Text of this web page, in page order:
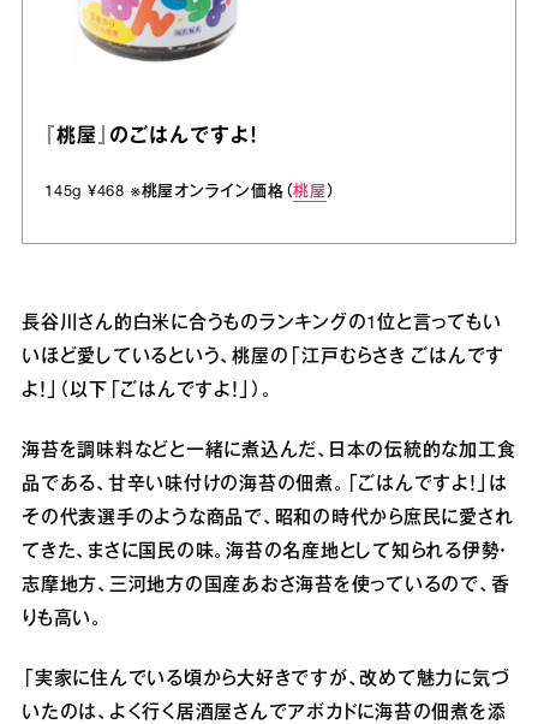
『桃屋』のごはんですよ！
145g ¥468 ※桃屋オンライン価格（桃屋）
長谷川さん的白米に合うものランキングの1位と言ってもい
いほど愛しているという、桃屋の「江戸むらさき ごはんです
よ！」（以下「ごはんですよ！」）。
海苔を調味料などと一緒に煮込んだ、日本の伝統的な加工食
品である、甘辛い味付けの海苔の佃煮。「ごはんですよ！」は
その代表選手のような商品で、昭和の時代から庶民に愛され
てきた、まさに国民の味。海苔の名産地として知られる伊勢・
志摩地方、三河地方の国産あおさ海苔を使っているので、香
りも高い。
「実家に住んでいる頃から大好きですが、改めて魅力に気づ
いたのは、よく行く居酒屋さんでアボカドに海苔の佃煮を添